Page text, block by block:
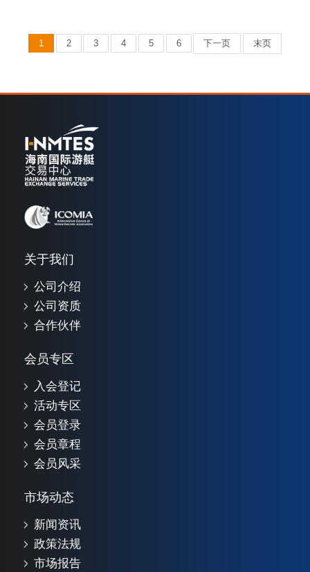
1 2 3 4 5 6 下一页 末页
关于我们
公司介绍
公司资质
合作伙伴
会员专区
入会登记
活动专区
会员登录
会员章程
会员风采
市场动态
新闻资讯
政策法规
市场报告